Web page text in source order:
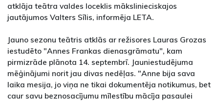
atklāja teātra valdes loceklis mākslinieciskajos
jautājumos Valters Sīlis, informēja LETA.
Jauno sezonu teātris atklās ar režisores Lauras Grozas
iestudēto "Annes Frankas dienasgrāmatu", kam
pirmizrāde plānota 14. septembrī. Jauniestudējuma
mēģinājumi norit jau divas nedēļas. "Anne bija sava
laika mesija, jo viņa ne tikai dokumentēja notikumus, bet
caur savu beznosacījumu mīlestību mācīja pasaulei